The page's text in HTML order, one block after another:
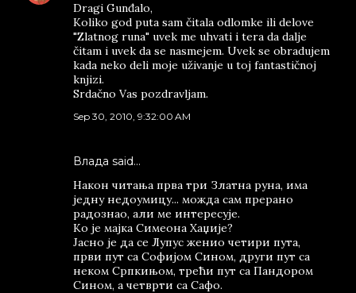
Dragi Gunđalo,
Koliko god puta sam čitala odlomke ili delove
"Zlatnog runa" uvek me uhvati i tera da dalje
čitam i uvek da se nasmejem. Uvek se obradujem
kada neko deli moje uživanje u toj fantastičnoj
knjizi.
Srdačno Vas pozdravljam.
Sep 30, 2010, 9:32:00 AM
Влада said…
Након читања прва три Златна руна, има
једну недоумицу... можда сам прерано
радознао, али ме интересује.
Ко је мајка Симеона Хаџије?
Јасно је да се Лупус женио четири пута,
први пут са Софијом Сином, други пут са
неком Српкињом, трећи пут са Пандором
Сином, а четврти са Сафо.